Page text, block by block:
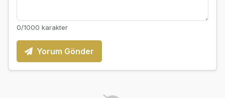
0/1000 karakter
Yorum Gönder